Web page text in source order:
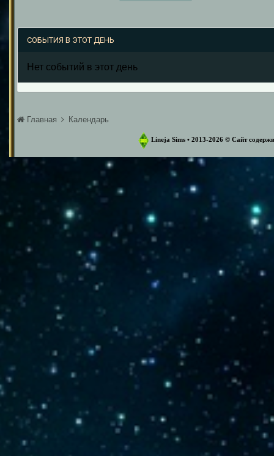
СОБЫТИЯ В ЭТОТ ДЕНЬ
Нет событий в этот день
Главная Календарь
Lineja Sims • 2013-2026 ©️ Сайт